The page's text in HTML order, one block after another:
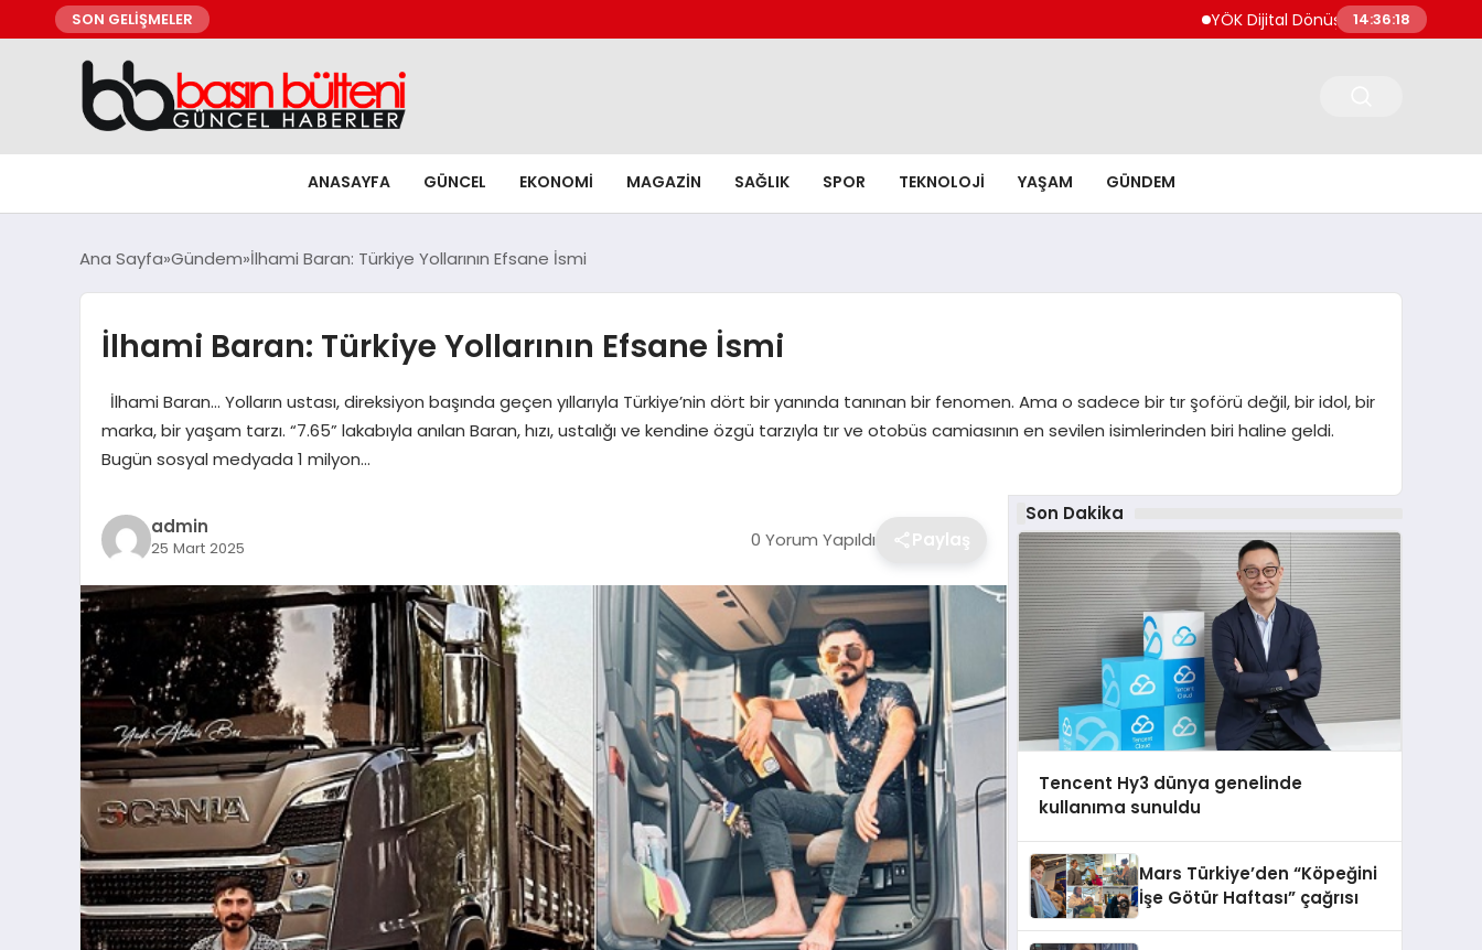
SON GELİŞMELER YÖK Dijital Dönüşüm İçin Bilişim Uzmanları
14:36:19
ANASAYFA GÜNCEL EKONOMI MAGAZIN SAĞLIK SPOR TEKNOLOJI YAŞAM GÜNDEM
Ana Sayfa Gündem İlhami Baran: Türkiye Yollarının Efsane İsmi
İlhami Baran: Türkiye Yollarının Efsane İsmi
İlhami Baran… Yolların ustası, direksiyon başında geçen yıllarıyla Türkiye’nin dört bir yanında tanınan bir fenomen. Ama o sadece bir tır şoförü değil, bir idol, bir
marka, bir yaşam tarzı. “7.65” lakabıyla anılan Baran, hızı, ustalığı ve kendine özgü tarzıyla tır ve otobüs camiasının en sevilen isimlerinden biri haline geldi.
Bugün sosyal medyada 1 milyon…
admin
25 Mart 2025 0 Yorum Yapıldı Paylaş
Son Dakika
Tencent Hy3 dünya genelinde
kullanıma sunuldu
Mars Türkiye’den “Köpeğini
İşe Götür Haftası” çağrısı